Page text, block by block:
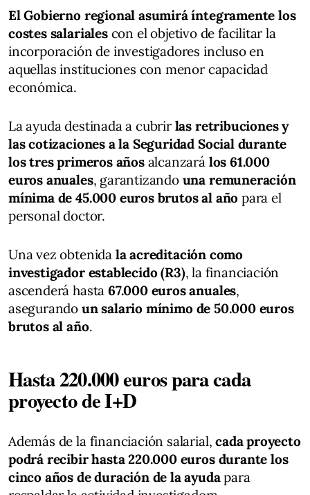
El Gobierno regional asumirá íntegramente los
costes salarialescon el objetivo de facilitar la
incorporación de investigadores incluso en
aquellas instituciones con menor capacidad
económica.
La ayuda destinada a cubrir las retribuciones y
las cotizaciones a la Seguridad Social durante
los tres primeros añosalcanzará los 61.000
euros anuales, garantizando una remuneración
mínima de 45.000 euros brutos al año para el
personal doctor.
Una vez obtenida la acreditación como
investigador establecido (R3), la financiación
ascenderá hasta 67.000 euros anuales,
asegurando un salario mínimo de 50.000 euros
brutos al año.
Hasta 220.000 euros para cada
proyecto de I+D
Además de la financiación salarial,cada proyecto
podrá recibir hasta 220.000 euros durante los
cinco años de duración de la ayudapara